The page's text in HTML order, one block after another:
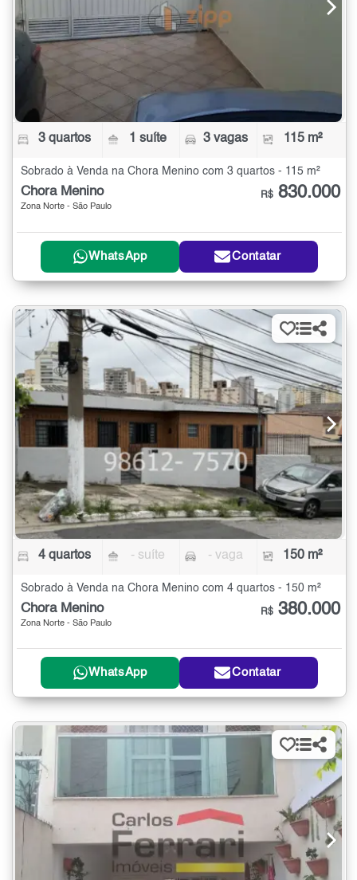
3 quartos 1 suíte 3 vagas 115 m²
Sobrado à Venda na Chora Menino com 3 quartos - 115 m²
Chora Menino
Zona Norte - São Paulo
R$ 830.000
WhatsApp Contatar
4 quartos - suíte - vaga 150 m²
Sobrado à Venda na Chora Menino com 4 quartos - 150 m²
Chora Menino
Zona Norte - São Paulo
R$ 380.000
WhatsApp Contatar